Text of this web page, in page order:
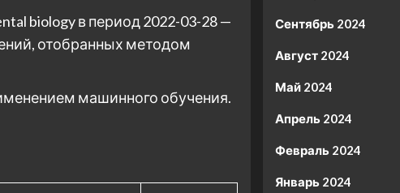
biology в период 2022-03-28 —
отобранных методом
машинного обучения.
Сентябрь 2024
Август 2024
Май 2024
Апрель 2024
Февраль 2024
Январь 2024